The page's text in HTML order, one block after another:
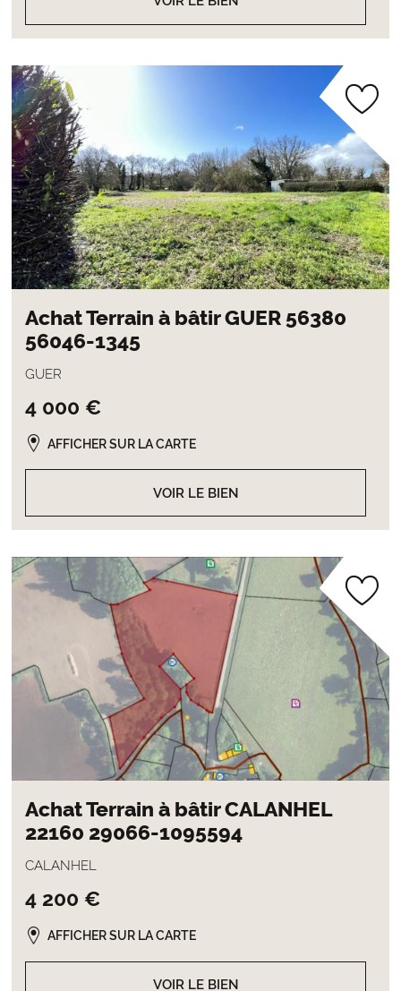
Achat Terrain à bâtir GUER 56380
56046-1345
GUER
4 000 €
VOIR LE BIEN
AFFICHER SUR LA CARTE
Achat Terrain à bâtir CALANHEL
22160 29066-1095594
CALANHEL
4 200 €
VOIR LE BIEN
AFFICHER SUR LA CARTE